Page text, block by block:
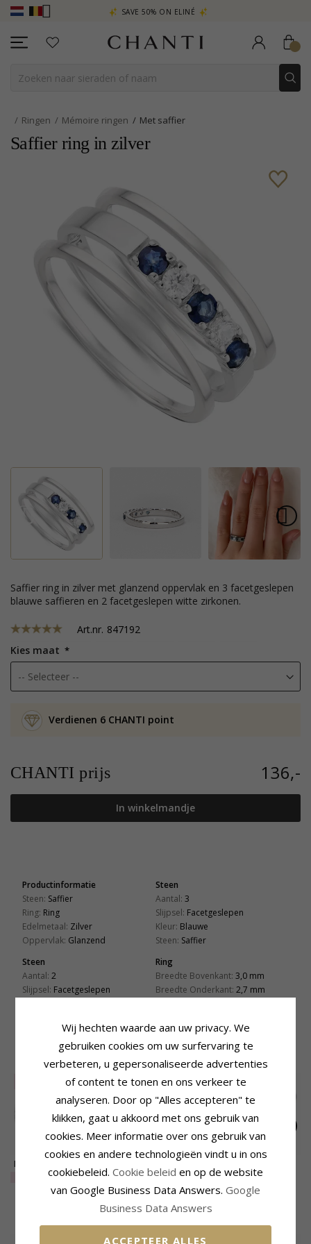
SAVE 50% ON ELINÉ
Ringen Mémoire ringen Met saffier
Saffier ring in zilver
saffier ring in zilver met glanzend oppervlak en 3 facetgeslepen
blauwe saffieren en 2 facetgeslepen witte zirkonen.
Art.nr. 847192
Kies maat
Verdienen 6 CHANTI point
CHANTI prijs 136,-
In winkelmandje
Productinformatie
Steen: Saffier
Ring: Ring
Edelmetaal: Zilver
Oppervlak: Glanzend
Steen
Aantal: 3
Slijpsel: Facetgeslepen
Kleur: Blauwe
Steen: Saffier
Steen
Aantal: 2
Slijpsel: Facetgeslepen
Ring
Breedte Bovenkant: 3,0 mm
Breedte Onderkant: 2,7 mm
GERELATEERDE PRODUCTEN
75%
Breed zirkoon zilver
ring in zilver
EXTRA20,-
Eenvoudige ring in
zilver
CHANTI prijs 48,- CHANTI prijs
KLANTEN KOPEN OOK
Wij hechten waarde aan uw privacy. We
gebruiken cookies om uw surfervaring te
verbeteren, u gepersonaliseerde advertenties
of content te tonen en ons verkeer te
analyseren. Door op "Alles accepteren" te
klikken, gaat u akkoord met ons gebruik van
cookies. Meer informatie over ons gebruik van
cookies en andere technologieën vindt u in ons
cookiebeleid. Cookie beleid en op de website
van Google Business Data Answers. Google
Business Data Answers
ACCEPTEER ALLES